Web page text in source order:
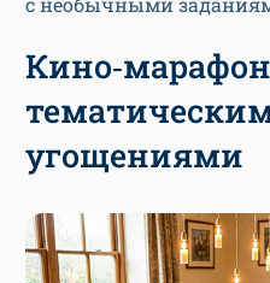
угощениями